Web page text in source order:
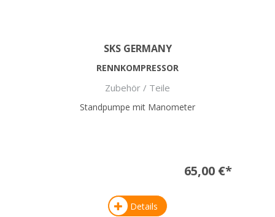
SKS GERMANY
RENNKOMPRESSOR
Zubehör / Teile
Standpumpe mit Manometer
65,00 €*
Details